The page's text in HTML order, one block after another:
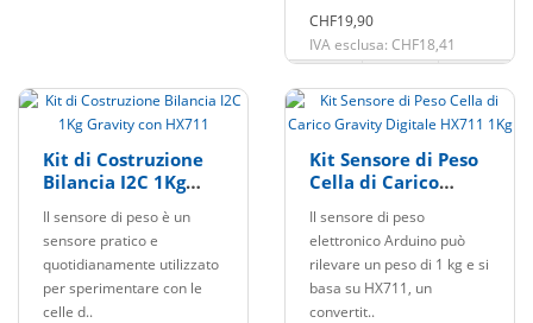
CHF19,90
IVA esclusa: CHF18,41
Kit di Costruzione
Bilancia I2C 1Kg
Il sensore di peso è un
sensore pratico e
quotidianamente utilizzato
per sperimentare con le
celle d..
Kit Sensore di Peso
Cella di Carico
HX711 1Kg
Il sensore di peso
elettronico Arduino può
rilevare un peso di 1 kg e si
basa su HX711, un
convertit..